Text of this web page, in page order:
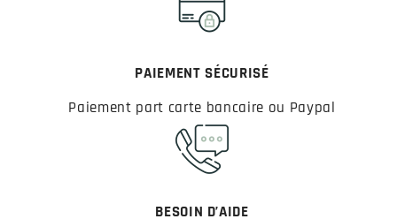
PAIEMENT SÉCURISÉ
Paiement part carte bancaire ou Paypal
BESOIN D’AIDE